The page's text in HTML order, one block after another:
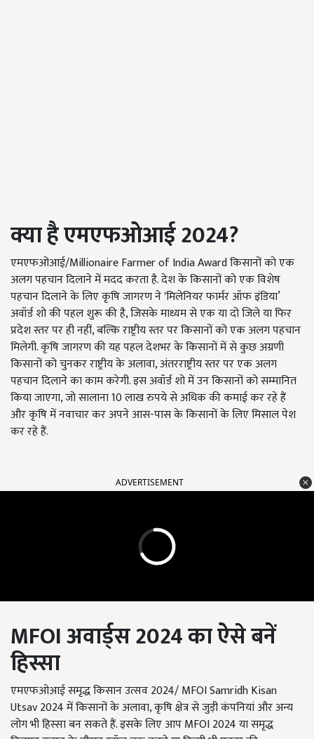
क्या है एमएफओआई2024?
एमएफओआई/Millionaire Farmer of India Award किसानों को एक
अलग पहचान दिलाने में मदद करता है. देश के किसानों को एक विशेष
पहचान दिलाने के लिए कृषि जागरण ने 'मिलेनियर फार्मर ऑफ इंडिया’
अवॉर्ड शो की पहल शुरू की है, जिसके माध्यम से एक या दो जिले या फिर
प्रदेश स्तर पर ही नहीं, बल्कि राष्ट्रीय स्तर पर किसानों को एक अलग पहचान
मिलेगी. कृषि जागरण की यह पहल देशभर के किसानों में से कुछ अग्रणी
किसानों को चुनकर राष्ट्रीय के अलावा, अंतरराष्ट्रीय स्तर पर एक अलग
पहचान दिलाने का काम करेगी. इस अवॉर्ड शो में उन किसानों को सम्मानित
किया जाएगा, जो सालाना 10 लाख रुपये से अधिक की कमाई कर रहे हैं
और कृषि में नवाचार कर अपने आस-पास के किसानों के लिए मिसाल पेश
कर रहे हैं.
ADVERTISEMENT
MFOIअवार्ड्स2024का ऐसे बनें
हिस्सा
एमएफओआई समृद्ध किसान उत्सव 2024/ MFOI Samridh Kisan
Utsav 2024 में किसानों के अलावा, कृषि क्षेत्र से जुड़ी कंपनियां और अन्य
लोग भी हिस्सा बन सकते हैं. इसके लिए आप MFOI 2024 या समृद्ध